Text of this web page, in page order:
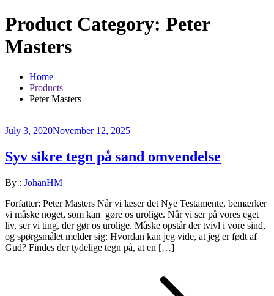
Product Category: Peter
Masters
Home
Products
Peter Masters
July 3, 2020November 12, 2025
Syv sikre tegn på sand omvendelse
By : JohanHM
Forfatter: Peter Masters Når vi læser det Nye Testamente, bemærker
vi måske noget, som kan gøre os urolige. Når vi ser på vores eget
liv, ser vi ting, der gør os urolige. Måske opstår der tvivl i vore sind,
og spørgsmålet melder sig: Hvordan kan jeg vide, at jeg er født af
Gud? Findes der tydelige tegn på, at en […]